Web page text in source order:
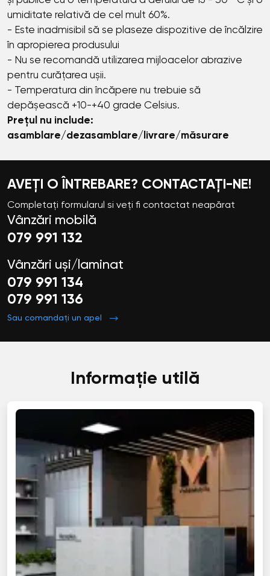
umiditate relativă de cel mult 60%.
- Este inadmisibil să se plaseze dispozitive de încălzire
în apropierea produsului
- Nu se recomandă utilizarea mijloacelor abrazive
pentru curățarea ușii.
- Temperatura din încăpere nu trebuie să
depășească +10-+40 grade Celsius.
Prețul nu include:
asamblare/dezasamblare/livrare/măsurare
AVEȚI O ÎNTREBARE? CONTACTAȚI-NE!
Completați formularul si veți fi contactat neapărat
Vânzări mobilă
079 991 132
Vânzări uși/laminat
079 991 134
079 991 136
Sau comandați un apel
Informație utilă